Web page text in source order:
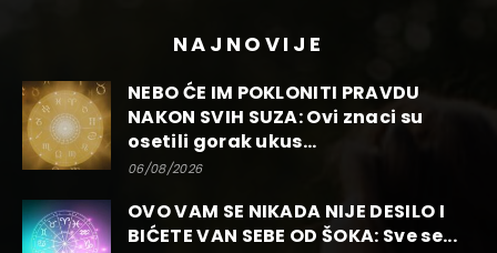
NAJNOVIJE
NEBO ĆE IM POKLONITI PRAVDU
NAKON SVIH SUZA: Ovi znaci su
osetili gorak ukus...
06/08/2026
OVO VAM SE NIKADA NIJE DESILO I
BIĆETE VAN SEBE OD ŠOKA: Sve se...